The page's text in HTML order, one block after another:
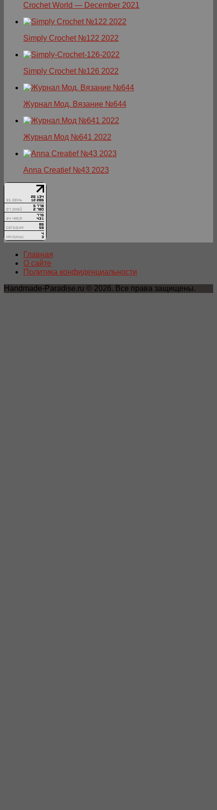
Crochet World — December 2021
Simply Crochet №122 2022
Simply Crochet №126 2022
Журнал Мод. Вязание №644
Журнал Мод №641 2022
Anna Creatief №43 2023
Главная
О сайте
Политика конфиденциальности
Handmade-Paradise.ru © 2026. Все права защищены.